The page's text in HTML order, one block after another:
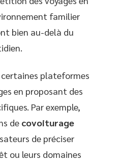
familier
bien au-delà du
plateformes
en proposant des
Par exemple,
de covoiturage
de préciser
ou leurs domaines